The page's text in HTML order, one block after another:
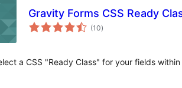
Gravity Forms CSS Ready
(10कुल
दर)
a CSS "Ready Class" for your fields